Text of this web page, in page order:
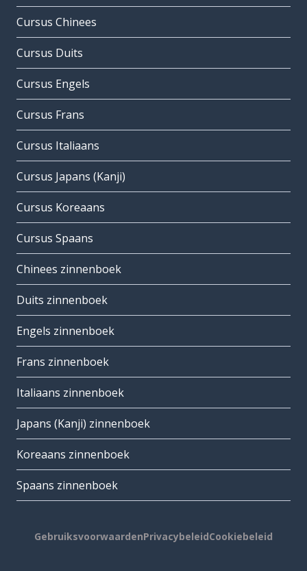
Cursus Chinees
Cursus Duits
Cursus Engels
Cursus Frans
Cursus Italiaans
Cursus Japans (Kanji)
Cursus Koreaans
Cursus Spaans
Chinees zinnenboek
Duits zinnenboek
Engels zinnenboek
Frans zinnenboek
Italiaans zinnenboek
Japans (Kanji) zinnenboek
Koreaans zinnenboek
Spaans zinnenboek
GebruiksvoorwaardenPrivacybeleidCookiebeleid